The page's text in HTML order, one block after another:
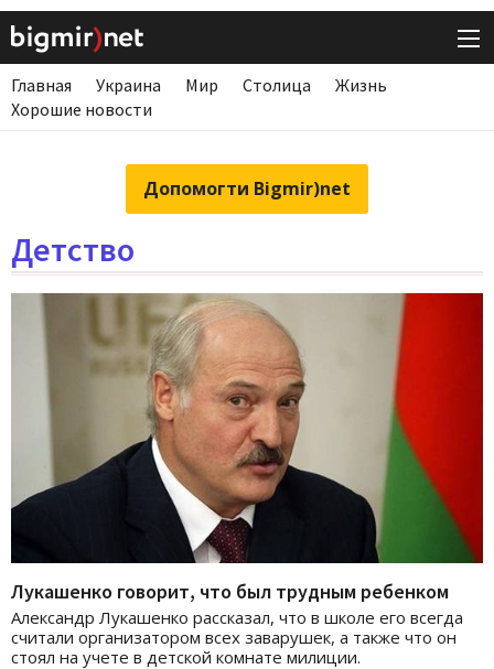
Главная Украина Мир Столица
Жизнь
Хорошие новости
Допомогти Bigmir)net
Детство
Лукашенко говорит, что был трудным ребенком
Александр Лукашенко рассказал, что в школе его всегда
считали организатором всех заварушек, а также что он
стоял на учете в детской комнате милиции.